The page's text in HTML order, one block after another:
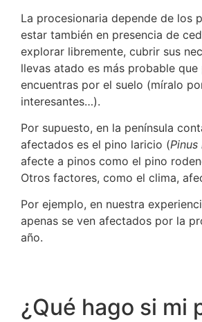
La procesionaria depende de los
estar también en presencia de
explorar libremente, cubrir sus
llevas atado es más probable
encuentras por el suelo (míralo
interesantes…).
Por supuesto, en la península
afectados es el pino laricio (Pinus
afecte a pinos como el pino
Otros factores, como el clima,
Por ejemplo, en nuestra
apenas se ven afectados por la
año.
¿Qué hago si mi